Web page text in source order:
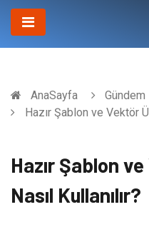
AnaSayfa
Gündem
Hazır Şablon ve Vektör
Hazır Şablon
Nasıl Kullanılır?